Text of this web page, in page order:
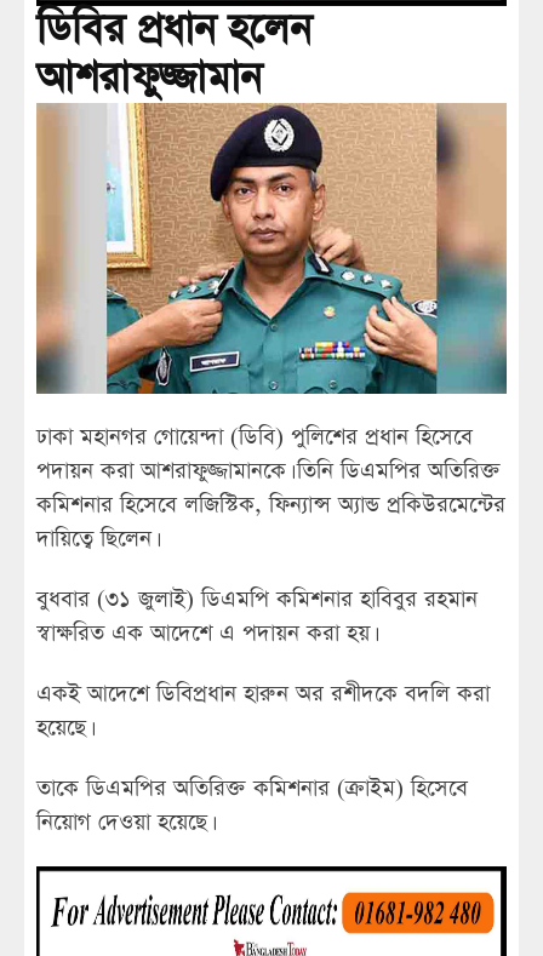
ডিবির প্রধান হলেন
আশরাফুজ্জামান
ঢাকা মহানগর গোয়েন্দা (ডিবি) পুলিশের প্রধান হিসেবে
পদায়ন করা আশরাফুজ্জামানকে। তিনি ডিএমপির অতিরিক্ত
কমিশনার হিসেবে লজিস্টিক, ফিন্যান্স অ্যান্ড প্রকিউরমেন্টের
দায়িত্বে ছিলেন।
বুধবার (৩১ জুলাই) ডিএমপি কমিশনার হাবিবুর রহমান
স্বাক্ষরিত এক আদেশে এ পদায়ন করা হয়।
একই আদেশে ডিবিপ্রধান হারুন অর রশীদকে বদলি করা
হয়েছে।
তাকে ডিএমপির অতিরিক্ত কমিশনার (ক্রাইম) হিসেবে
নিয়োগ দেওয়া হয়েছে।